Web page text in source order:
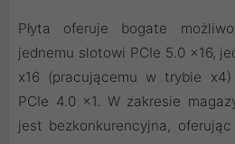
Płyta oferuje bogate
jednemu slotowi PCIe 5.0 x16,
x16 (pracującemu w trybie
PCIe 4.0 x1. W zakresie
jest bezkonkurencyjna,